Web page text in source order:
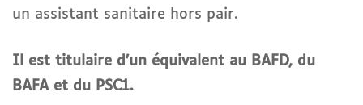
un assistant sanitaire hors pair.
Il est titulaire d’un équivalent au BAFD, du
BAFA et du PSC1.